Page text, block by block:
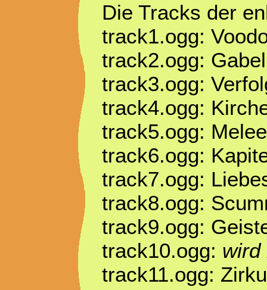
Die Tracks der
track1.ogg:
track2.ogg:
track3.ogg:
track4.ogg:
track5.ogg:
track6.ogg:
track7.ogg:
track8.ogg:
track9.ogg:
track10.ogg: wird
track11.ogg: